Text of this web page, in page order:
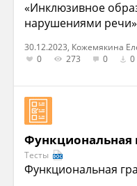
«Инклюзивное
нарушениями речи»
30.12.2023, Кожемякина
0
273 0 0
Функциональная
Тесты
Функциональная